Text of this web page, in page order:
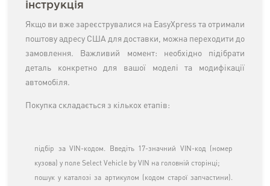
інструкція
Якщо ви вже зареєструвалися на EasyXpress та отримали
поштову адресу США для доставки, можна переходити до
замовлення. Важливий момент: необхідно підібрати
деталь конкретно для вашої моделі та модифікації
автомобіля.
Покупка складається з кількох етапів:
підбір за VIN-кодом. Введіть 17-значний VIN-код (номер
кузова) у поле Select Vehicle by VIN на головній сторінці;
пошук у каталозі за артикулом (кодом старої запчастини).